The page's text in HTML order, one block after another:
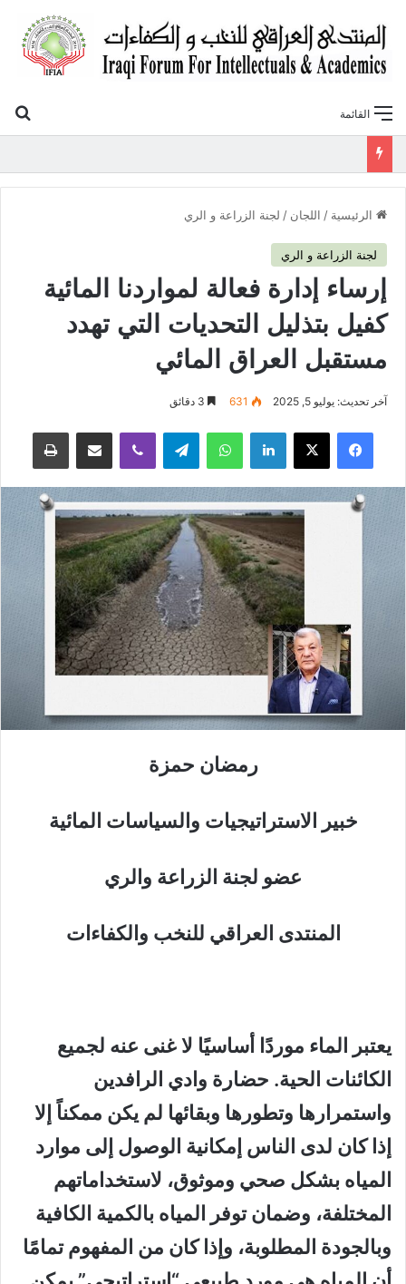
القائمة
الرئيسية / اللجان / لجنة الزراعة و الري
لجنة الزراعة و الري
إرساء إدارة فعالة لمواردنا المائية
كفيل بتذليل التحديات التي تهدد
مستقبل العراق المائي
آخر تحديث: يوليو 5, 2025 631
فيسبوك لينكدإن واتساب
رمضان حمزة
خبير الاستراتيجيات والسياسات المائية
عضو لجنة الزراعة والري
المنتدى العراقي للنخب والكفاءات
يعتبر الماء موردًا أساسيًا لا غنى عنه لجميع
الكائنات الحية. حضارة وادي الرافدين
واستمرارها وتطورها وبقائها لم يكن ممكناً إلا
إذا كان لدى الناس إمكانية الوصول إلى موارد
المياه بشكل صحي وموثوق، لاستخداماتهم
المختلفة، وضمان توفر المياه بالكمية الكافية
وبالجودة المطلوبة، وإذا كان من المفهوم تمامًا